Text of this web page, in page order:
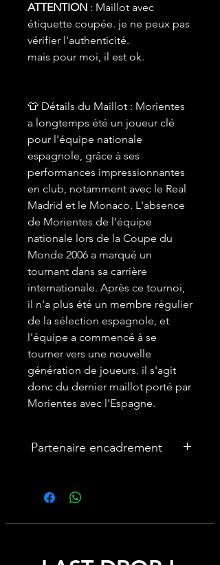
ATTENTION : Maillot avec
étiquette coupée. je ne peux pas
vérifier l'authenticité.
mais pour moi, il est ok.
👕 Détails du Maillot : Morientes
a longtemps été un joueur clé
pour l'équipe nationale
espagnole, grâce à ses
performances impressionnantes
en club, notamment avec le Real
Madrid et le Monaco. L'absence
de Morientes de l'équipe
nationale lors de la Coupe du
Monde 2006 a marqué un
tournant dans sa carrière
internationale. Après ce tournoi,
il n'a plus été un membre régulier
de la sélection espagnole, et
l'équipe a commencé à se
tourner vers une nouvelle
génération de joueurs. il s'agit
donc du dernier maillot porté par
Morientes avec l'Espagne.
Partenaire encadrement
🎨Vous souhaitez encadrer votre
maillot ? Nous avons un partenariat
My Goat propose des cadres pour